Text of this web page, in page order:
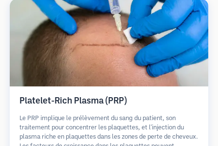
Platelet-Rich Plasma (PRP)
Le PRP implique le prélèvement du sang du patient, son
traitement pour concentrer les plaquettes, et l'injection du
plasma riche en plaquettes dans les zones de perte de cheveux.